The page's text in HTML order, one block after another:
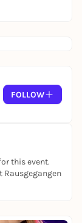
dem
sich mit
mit
dem
Ihre
FOLLOW
this event.
Rausgegangen